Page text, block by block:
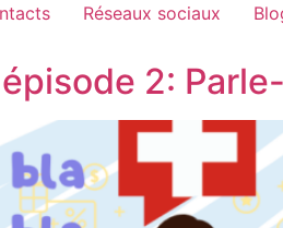
Réseaux sociaux
2: